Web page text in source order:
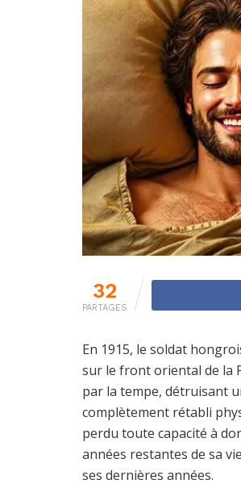
32
PARTAGES
En 1915, le soldat
sur le front oriental de la
par la tempe, détruisant
complètement rétabli
perdu toute capacité à
années restantes de sa
ses dernières années.